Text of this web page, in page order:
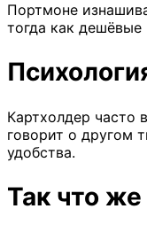
Портмоне
тогда как
Картхолдер часто
говорит о другом
удобства.
Так что